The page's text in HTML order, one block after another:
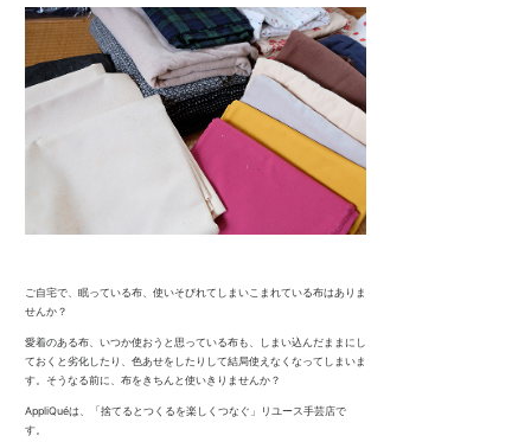
ご自宅で、眠っている布、使いそびれてしまいこまれている布はありま
せんか？
愛着のある布、いつか使おうと思っている布も、しまい込んだままにし
ておくと劣化したり、色あせをしたりして結局使えなくなってしまいま
す。そうなる前に、布をきちんと使いきりませんか？
AppliQuéは、
「捨てるとつくるを楽しくつなぐ」リユース手芸店で
す。